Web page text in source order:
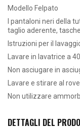
Modello Felpato
I pantaloni neri della
taglio aderente,
Istruzioni per il
Lavare in lavatrice a
Non asciugare in
Lavare e stirare al
Non utilizzare
DETTAGLI DEL